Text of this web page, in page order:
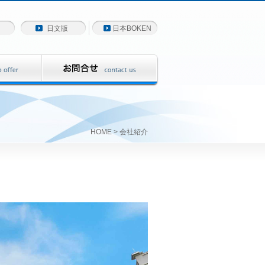
日本BOKEN
日文版
HOME> 会社紹介